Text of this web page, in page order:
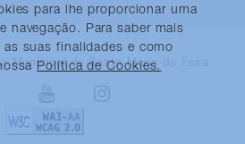
para lhe proporcionar uma
navegação. Para saber mais
suas finalidades e como
Política de Cookies.
Municipal de Santa Maria da Feira
FacebookYoutube